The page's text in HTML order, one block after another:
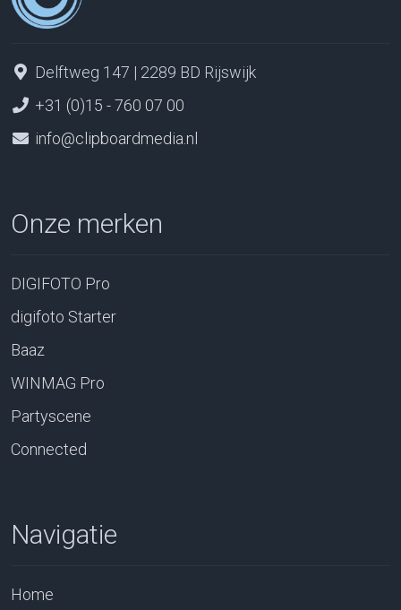
Delftweg 147 | 2289 BD Rijswijk
+31 (0)15 - 760 07 00
info@clipboardmedia.nl
Onze merken
DIGIFOTO Pro
digifoto Starter
Baaz
WINMAG Pro
Partyscene
Connected
Navigatie
Home